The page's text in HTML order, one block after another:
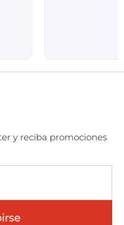
y reciba promociones